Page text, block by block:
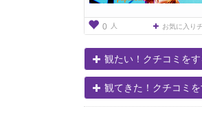
0 人 お気に入り
観たい！クチコミをす
観てきた！クチコミを